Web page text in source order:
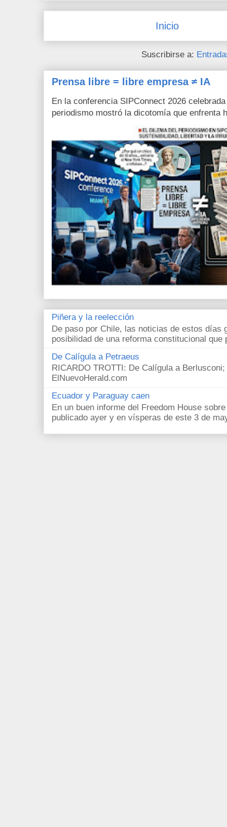
Inicio
Suscribirse a:
Prensa libre = libre empresa ≠ IA
En la conferencia SIPConnect 2026
periodismo mostró la dicotomía que enfrenta
Piñera y la reelección
De paso por Chile, las noticias de estos días
posibilidad de una reforma constitucional
De Calígula a Petraeus
RICARDO TROTTI: De Calígula a
ElNuevoHerald.com
Ecuador y Paraguay caen
En un buen informe del Freedom House
publicado ayer y en vísperas de este 3 de